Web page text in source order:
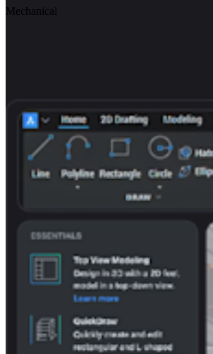
Mechanical